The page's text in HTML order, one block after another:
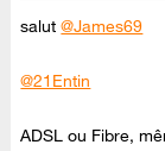
salut@James69
@21Entin
ADSL ou Fibre,